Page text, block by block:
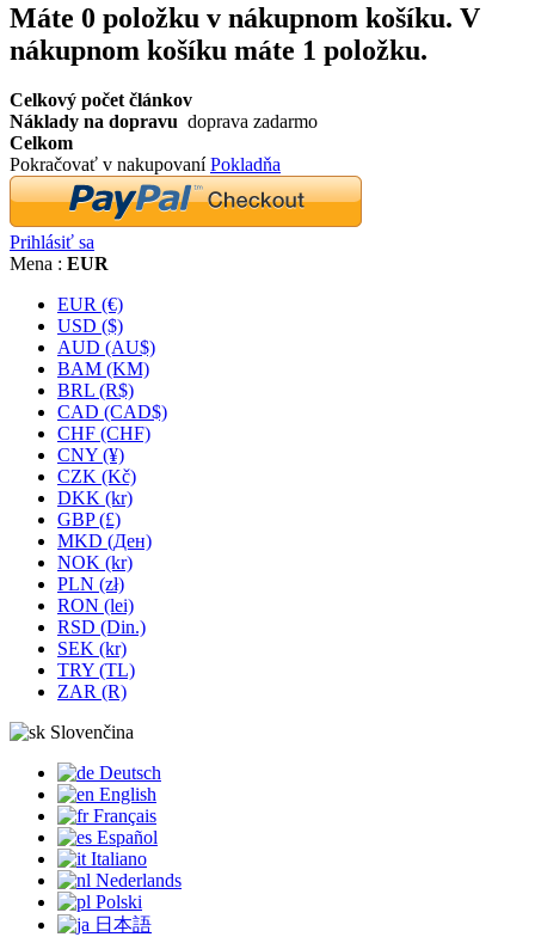
Máte 0 položku v nákupnom košíku. V
nákupnom košíku máte 1 položku.
Celkový počet článkov
Náklady na dopravu doprava zadarmo
Celkom
Pokračovať v nakupovaníPokladňa
Prihlásiť sa
Mena : EUR
EUR (€)
USD ($)
AUD (AU$)
BAM (KM)
BRL (R$)
CAD (CAD$)
CHF (CHF)
CNY (¥)
CZK (Kč)
DKK (kr)
GBP (£)
MKD (Ден)
NOK (kr)
PLN (zł)
RON (lei)
RSD (Din.)
SEK (kr)
TRY (TL)
ZAR (R)
Slovenčina
Deutsch
English
Français
Español
Italiano
Nederlands
Polski
日本語